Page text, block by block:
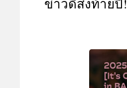
ข่าวดีส่งท้ายปี!